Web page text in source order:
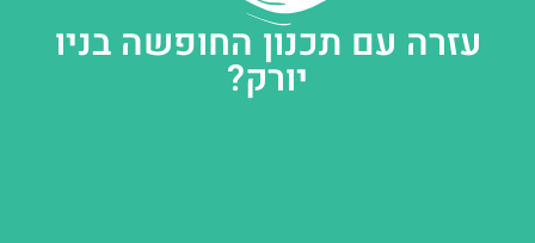
עזרה עם תכנון החופשה בניו
יורק?